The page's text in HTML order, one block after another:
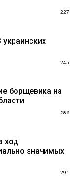
227
245
борщевика на
286
ход
значимых
291